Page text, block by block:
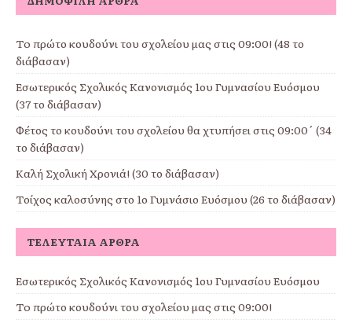
To πρώτο κουδούνι του σχολείου μας στις 09:00! (48 το
διάβασαν)
Εσωτερικός Σχολικός Κανονισμός 1ου Γυμνασίου Ευόσμου
(37 το διάβασαν)
Φέτος το κουδούνι του σχολείου θα χτυπήσει στις 09:00΄ (34
το διάβασαν)
Καλή Σχολική Χρονιά! (30 το διάβασαν)
Τοίχος καλοσύνης στο 1ο Γυμνάσιο Ευόσμου (26 το διάβασαν)
ΤΕΛΕΥΤΑΊΑ ΆΡΘΡΑ
Εσωτερικός Σχολικός Κανονισμός 1ου Γυμνασίου Ευόσμου
To πρώτο κουδούνι του σχολείου μας στις 09:00!